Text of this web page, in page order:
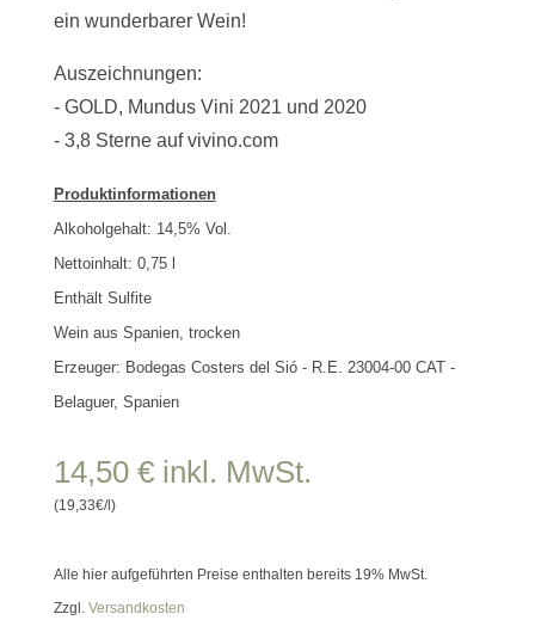
ein wunderbarer Wein!
Auszeichnungen:
- GOLD, Mundus Vini 2021 und 2020
- 3,8 Sterne auf vivino.com
Produktinformationen
Alkoholgehalt: 14,5% Vol.
Nettoinhalt: 0,75l
Enthält Sulfite
Wein aus Spanien, trocken
Erzeuger: Bodegas Costers del Sió - R.E. 23004-00 CAT -
Belaguer, Spanien
14,50 € inkl. MwSt.
(19,33€/l)
Alle hier aufgeführten Preise enthalten bereits 19% MwSt.
Zzgl. Versandkosten